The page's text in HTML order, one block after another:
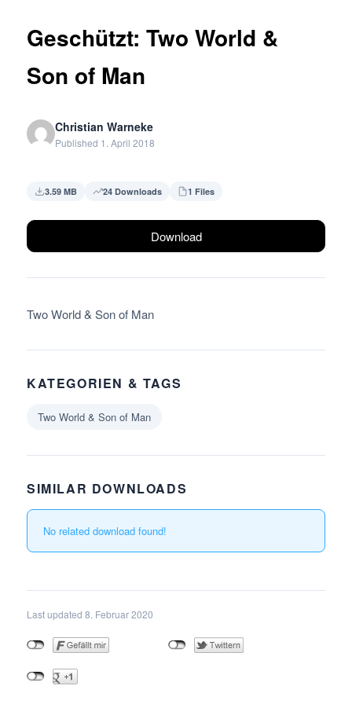
Geschützt: Two World &
Son of Man
Christian Warneke
Published 1. April 2018
3.59 MB 24 Downloads 1 Files
Download
Two World & Son of Man
KATEGORIEN & TAGS
Two World & Son of Man
SIMILAR DOWNLOADS
No related download found!
Last updated 8. Februar 2020